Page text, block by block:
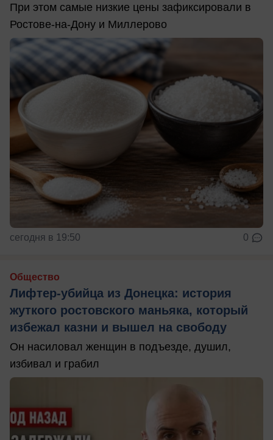
При этом самые низкие цены зафиксировали в
Ростове-на-Дону и Миллерово
сегодня в 19:50 0
Общество
Лифтер-убийца из Донецка: история
жуткого ростовского маньяка, который
избежал казни и вышел на свободу
Он насиловал женщин в подъезде, душил,
избивал и грабил